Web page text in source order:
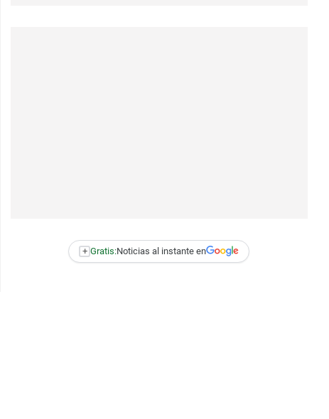
+ Gratis:Noticias al instante en